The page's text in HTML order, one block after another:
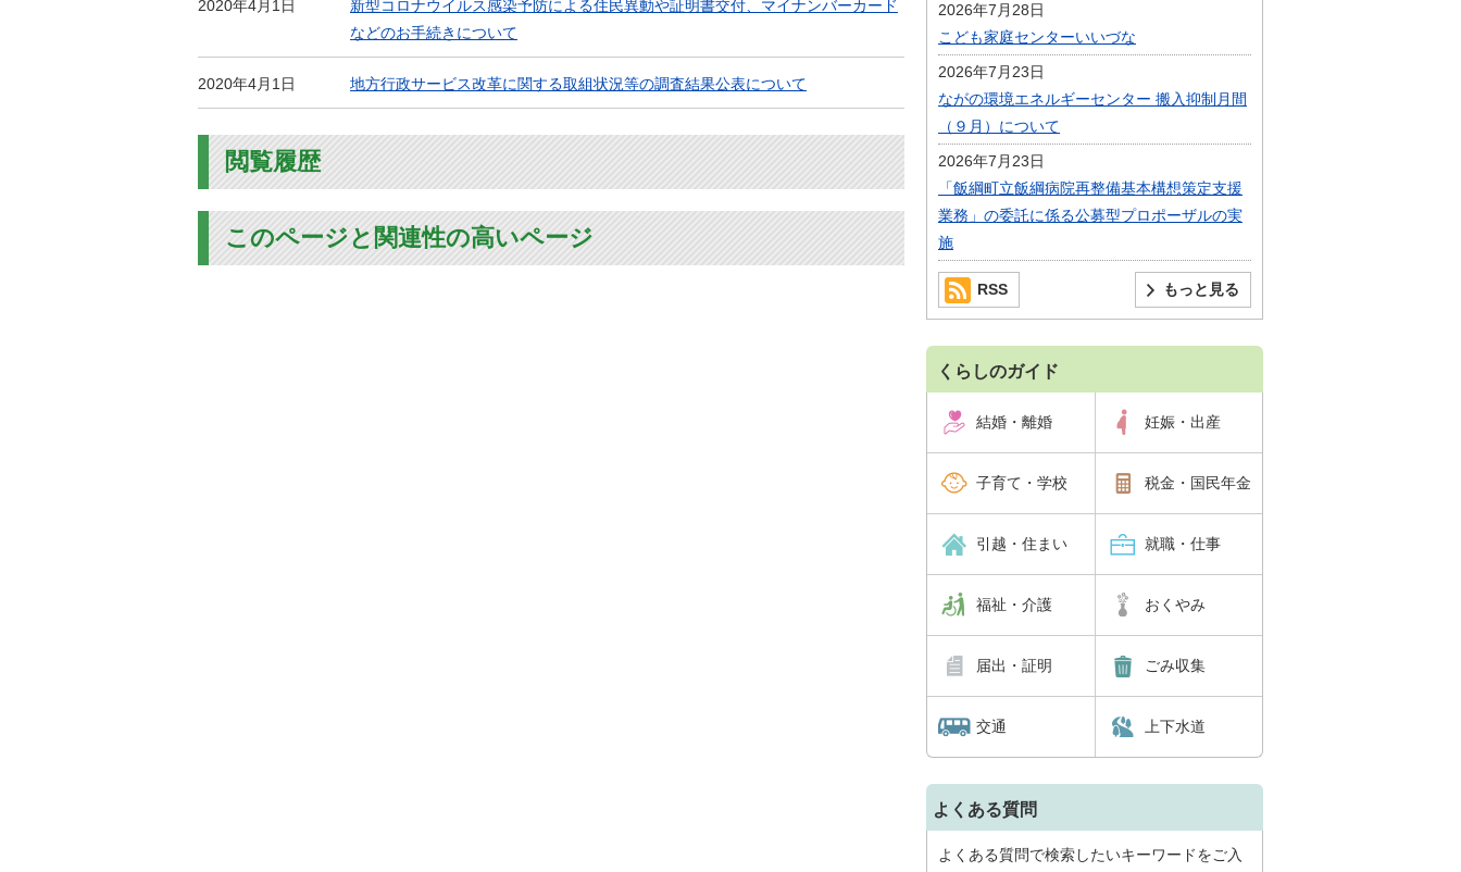
2020年4月1日
新型コロナウイルス感染予防による住民異動や証明書交付、マイナンバーカード
などのお手続きについて
2020年4月1日 地方行政サービス改革に関する取組状況等の調査結果公表について
閲覧履歴
このページと関連性の高いページ
2026年7月28日
こども家庭センターいいづな
2026年7月23日
ながの環境エネルギーセンター 搬入抑制月間
（９月）について
2026年7月23日
「飯綱町立飯綱病院再整備基本構想策定支援
業務」の委託に係る公募型プロポーザルの実
施
もっと見る
RSS
くらしのガイド
結婚・離婚 妊娠・出産
子育て・学校 税金・国民年金
引越・住まい 就職・仕事
福祉・介護 おくやみ
届出・証明 ごみ収集
交通 上下水道
よくある質問
よくある質問で検索したいキーワードをご入